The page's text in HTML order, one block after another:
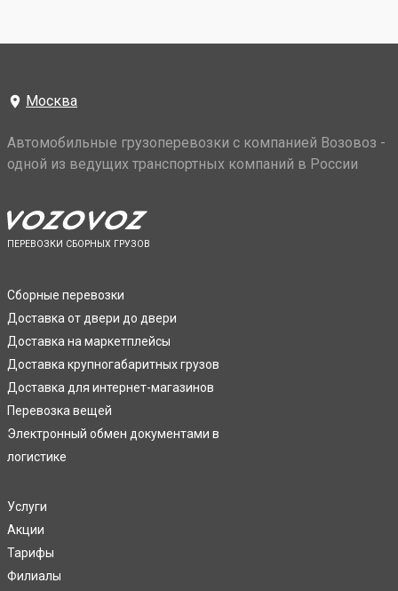
Москва
Автомобильные грузоперевозки с компанией Возовоз -
одной из ведущих транспортных компаний в России
ПЕРЕВОЗКИ СБОРНЫХ ГРУЗОВ
Сборные перевозки
Доставка от двери до двери
Доставка на маркетплейсы
Доставка крупногабаритных грузов
Доставка для интернет-магазинов
Перевозка вещей
Электронный обмен документами в
логистике
Услуги
Акции
Тарифы
Филиалы